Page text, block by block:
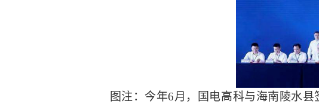
图注：今年6月，国电高科与海南陵水县